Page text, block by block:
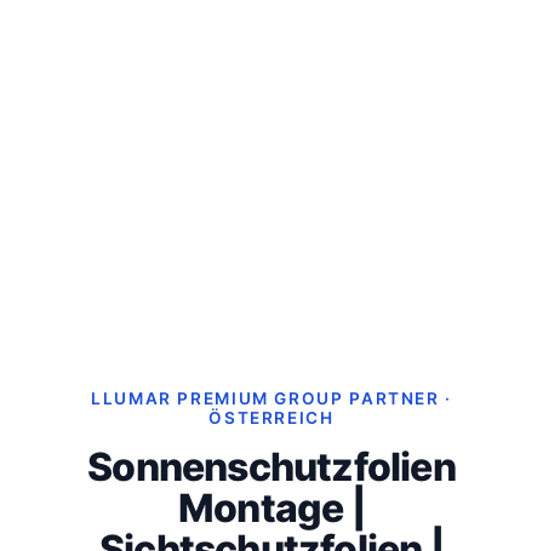
LLUMAR PREMIUM GROUP PARTNER ·
ÖSTERREICH
Sonnenschutzfolien
Montage |